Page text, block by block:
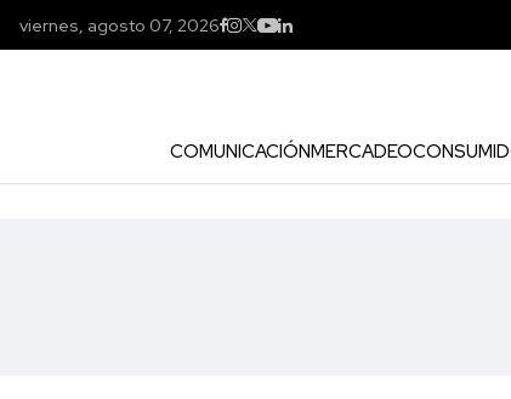
viernes, agosto 07, 2026
COMUNICACIÓNMERCADEO